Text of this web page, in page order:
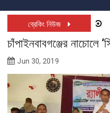
ব্রেকিং নিউজ
চাঁপাইনবাবগঞ্জের নাচোলে
Jun 30, 2019